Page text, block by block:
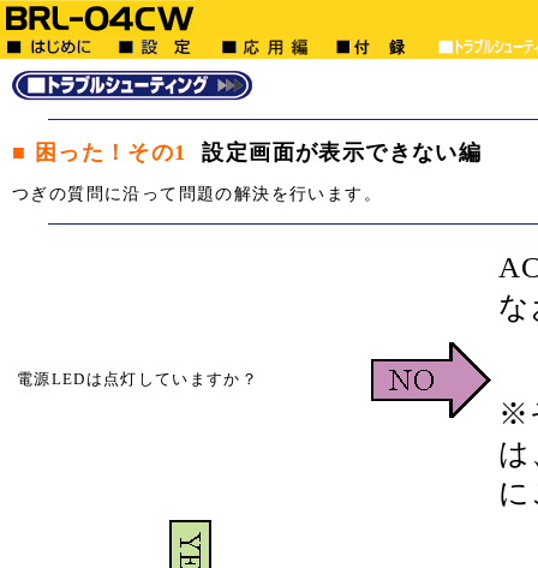
■ 困った！その1 設定画面が表示できない編
つぎの質問に沿って問題の解決を行います。
電源LEDは点灯していますか？
※
は